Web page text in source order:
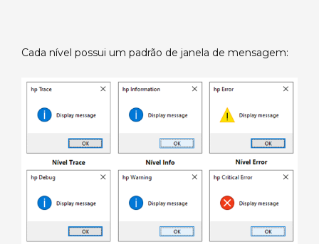
Cada nível possui um padrão de janela de mensagem: